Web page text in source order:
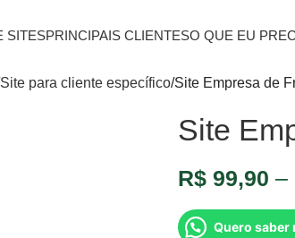
SITESPRINCIPAIS CLIENTESO QUE EU
Site para cliente específico Site Empresa de
Site
R$99,90 –
Quero saber